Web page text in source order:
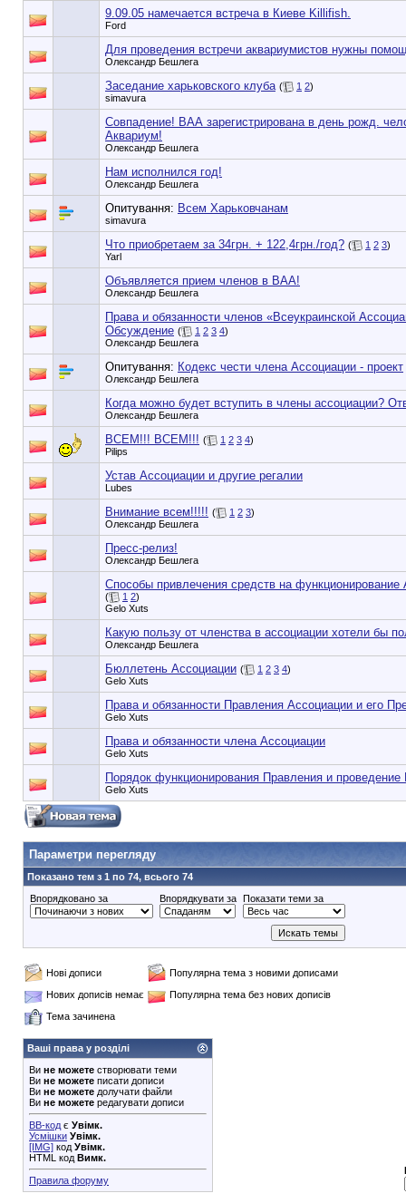
9.09.05 намечается встреча в Киеве Killifish.
Ford
Для проведения встречи аквариумистов нужны
Олександр Бешлега
Заседание харьковского клуба ( 1 2)
simavura
Совпадение! ВАА зарегистрирована в день рожд.
Аквариум!
Олександр Бешлега
Нам исполнился год!
Олександр Бешлега
Опитування: Всем Харьковчанам
simavura
Что приобретаем за 34грн. + 122,4грн./год? ( 1 2 3)
Yarl
Объявляется прием членов в ВАА!
Олександр Бешлега
Права и обязанности членов «Всеукраинской
Обсуждение ( 1 2 3 4)
Олександр Бешлега
Опитування: Кодекс чести члена Ассоциации - проект
Олександр Бешлега
Когда можно будет вступить в члены ассоциации?
Олександр Бешлега
ВСЕМ!!! ВСЕМ!!! ( 1 2 3 4)
Pilips
Устав Ассоциации и другие регалии
Lubes
Внимание всем!!!!! ( 1 2 3)
Олександр Бешлега
Пресс-релиз!
Олександр Бешлега
Способы привлечения средств на функционирование
( 1 2)
Gelo Xuts
Какую пользу от членства в ассоциации хотели бы
Олександр Бешлега
Бюллетень Ассоциации ( 1 2 3 4)
Gelo Xuts
Права и обязанности Правления Ассоциации и его
Gelo Xuts
Права и обязанности члена Ассоциации
Gelo Xuts
Порядок функционирования Правления и
Gelo Xuts
90353748e6549cd1148d01dde3b3bc75
Параметри перегляду
Показано тем з 1 по 74, всього 74
Впорядковано за
Впорядкувати за Показати теми за
Нові дописи
Популярна тема з новими дописами
Нових дописів немає
Популярна тема без нових дописів
Тема зачинена
Ваші права у розділі
Ви не можете створювати теми
Ви не можете писати дописи
Ви не можете долучати файли
Ви не можете редагувати дописи
BB-код є Увімк.
Усмішки Увімк.
[IMG] код Увімк.
HTML код Вимк.
Правила форуму